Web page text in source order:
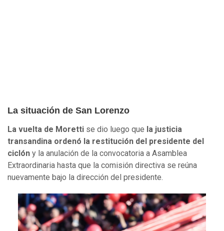
La situación de San Lorenzo
La vuelta de Moretti se dio luego que la justicia
transandina ordenó la restitución del presidente del
ciclón y la anulación de la convocatoria a Asamblea
Extraordinaria hasta que la comisión directiva se reúna
nuevamente bajo la dirección del presidente.